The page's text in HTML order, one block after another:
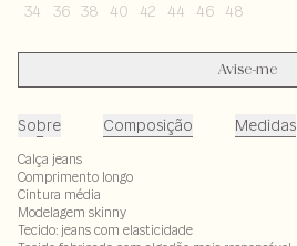
34 36 38 40 42 44 46 48
Avise-me
Sobre Composição Medidas
Calça jeans
Comprimento longo
Cintura média
Modelagem skinny
Tecido: jeans com elasticidade